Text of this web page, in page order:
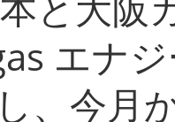
エナ
、今月